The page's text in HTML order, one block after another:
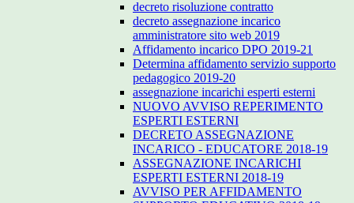
decreto risoluzione contratto
decreto assegnazione incarico
amministratore sito web 2019
Affidamento incarico DPO 2019-21
Determina affidamento servizio supporto
pedagogico 2019-20
assegnazione incarichi esperti esterni
NUOVO AVVISO REPERIMENTO
ESPERTI ESTERNI
DECRETO ASSEGNAZIONE
INCARICO - EDUCATORE 2018-19
ASSEGNAZIONE INCARICHI
ESPERTI ESTERNI 2018-19
AVVISO PER AFFIDAMENTO